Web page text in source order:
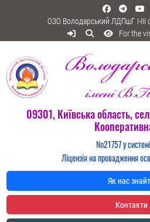
ОЗО Володарський ЛДПшГ I-III
For the
09301, Київська область,
№21757 у
Ліцензія на провадження
Як нас
Контакти